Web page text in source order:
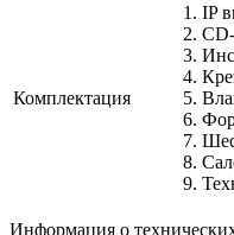
Комплектация
1. IP
2.
3.
4.
5.
6.
7.
8.
9.
Информация о